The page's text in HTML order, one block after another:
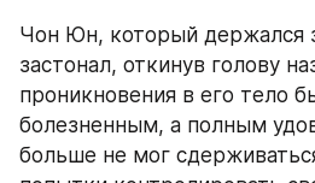
Чон Юн, который держался
застонал, откинув голову
проникновения в его тело
болезненным, а полным
больше не мог